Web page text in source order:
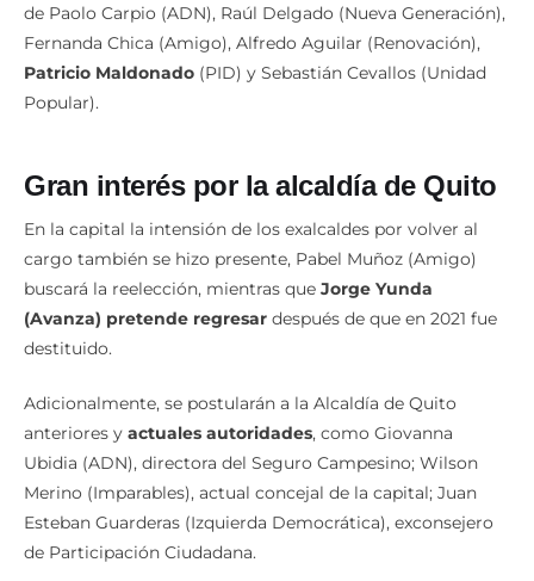
de Paolo Carpio (ADN), Raúl Delgado (Nueva Generación),
Fernanda Chica (Amigo), Alfredo Aguilar (Renovación),
Patricio Maldonado (PID) y Sebastián Cevallos (Unidad
Popular).
Gran interés por la alcaldía de Quito
En la capital la intensión de los exalcaldes por volver al
cargo también se hizo presente, Pabel Muñoz (Amigo)
buscará la reelección, mientras que Jorge Yunda
(Avanza) pretende regresar después de que en 2021 fue
destituido.
Adicionalmente, se postularán a la Alcaldía de Quito
anteriores y actuales autoridades, como Giovanna
Ubidia (ADN), directora del Seguro Campesino; Wilson
Merino (Imparables), actual concejal de la capital; Juan
Esteban Guarderas (Izquierda Democrática), exconsejero
de Participación Ciudadana.